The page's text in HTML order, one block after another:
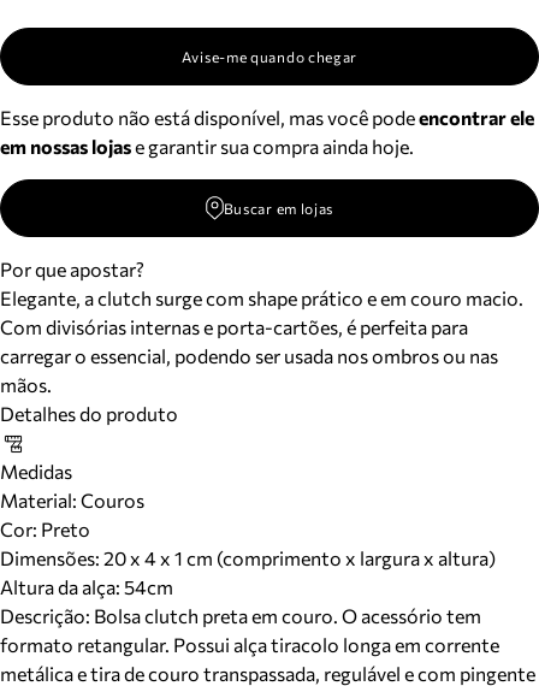
Avise-me quando chegar
Esse produto não está disponível, mas você podeencontrar ele
em nossas lojase garantir sua compra ainda hoje.
Buscar em lojas
Por que apostar?
Elegante, a clutch surge com shape prático e em couro macio.
Com divisórias internas e porta-cartões, é perfeita para
carregar o essencial, podendo ser usada nos ombros ou nas
mãos.
Detalhes do produto
Medidas
Material: Couros
Cor: Preto
Dimensões: 20 x 4 x 1 cm (comprimento x largura x altura)
Altura da alça: 54cm
Descrição: Bolsa clutch preta em couro. O acessório tem
formato retangular. Possui alça tiracolo longa em corrente
metálica e tira de couro transpassada, regulável e com pingente